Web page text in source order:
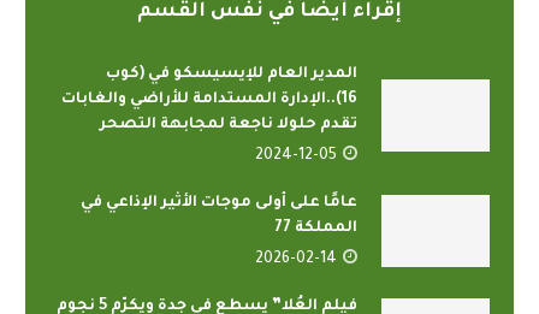
إقراء أيضاً في نفس القسم
المدير العام للإيسيسكو في (كوب
16)..الإدارة المستدامة للأراضي والغابات
تقدم حلولا ناجعة لمجابهة التصحر
2024-12-05
عامًا على أولى موجات الأثير الإذاعي في
المملكة 77
2026-02-14
فيلم العُلا” يسطع في جدة ويكرّم 5 نجوم